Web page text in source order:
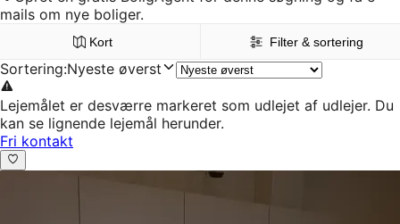
mails om nye boliger.
Kort Filter & sortering
Sortering:Nyeste øverst
Lejemålet er desværre markeret som udlejet af udlejer. Du
kan se lignende lejemål herunder.
Fri kontakt